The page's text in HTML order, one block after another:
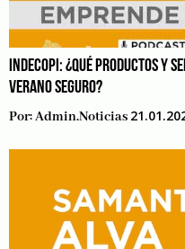
INDECOPI: ¿QUÉ PRODUCTOS Y
VERANO SEGURO?
Por:Admin.noticias